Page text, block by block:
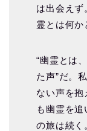
は出会えず
霊とは何か
“幽霊とは
た声”だ。
ない声を抱
も幽霊を追
の旅は続く